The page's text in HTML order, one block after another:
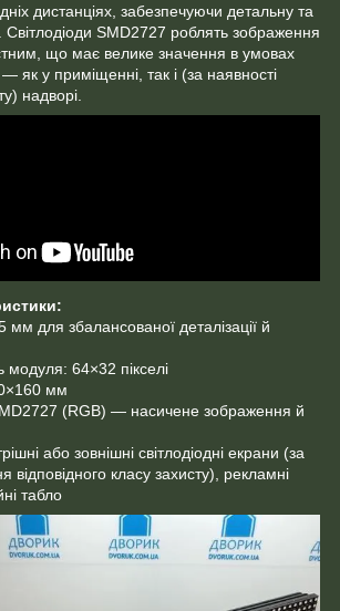
дистанціях, забезпечуючи детальну та
Світлодіоди SMD2727 роблять зображення
що має велике значення в умовах
— як у приміщенні, так і (за наявності
надворі.
мм для збалансованої деталізації й
модуля: 64×32 пікселі
мм
(RGB) — насичене зображення й
або зовнішні світлодіодні екрани (за
відповідного класу захисту), рекламні
табло